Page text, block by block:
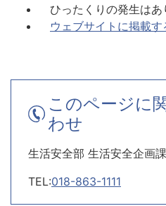
ひったくりの発生はあ
ウェブサイトに掲載
このページに
わせ
生活安全部 生活安全企画課
TEL:018-863-1111